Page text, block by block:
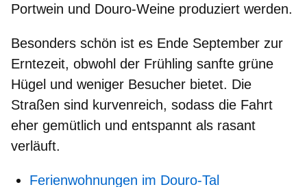
Portwein und Douro-Weine produziert werden.
Besonders schön ist es Ende September zur
Erntezeit, obwohl der Frühling sanfte grüne
Hügel und weniger Besucher bietet. Die
Straßen sind kurvenreich, sodass die Fahrt
eher gemütlich und entspannt als rasant
verläuft.
Ferienwohnungen im Douro-Tal